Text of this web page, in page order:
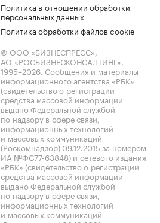
Политика в отношении обработки
персональных данных
Политика обработки файлов cookie
© ООО «БИЗНЕСПРЕСС»,
АО «РОСБИЗНЕСКОНСАЛТИНГ»,
1995–2026. Сообщения и материалы
информационного агентства «РБК»
(свидетельство о регистрации
средства массовой информации
выдано Федеральной службой
по надзору в сфере связи,
информационных технологий
и массовых коммуникаций
(Роскомнадзор) 09.12.2015 за номером
ИА №ФС77-63848) и сетевого издания
«РБК» (свидетельство о регистрации
средства массовой информации
выдано Федеральной службой
по надзору в сфере связи,
информационных технологий
и массовых коммуникаций